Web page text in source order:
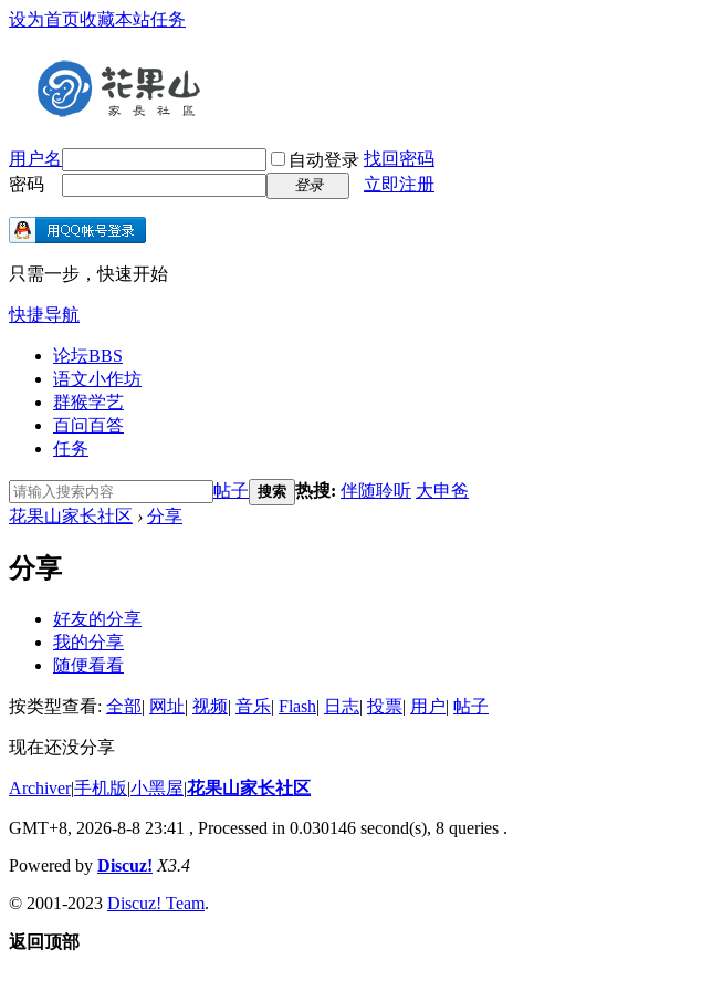
设为首页收藏本站任务
用户名 自动登录 找回密码
密码
登录 立即注册
只需一步，快速开始
快捷导航
论坛BBS
语文小作坊
群猴学艺
百问百答
任务
帖子 搜索 热搜: 伴随聆听 大申爸
花果山家长社区 › 分享
分享
好友的分享
我的分享
随便看看
按类型查看: 全部| 网址| 视频| 音乐| Flash| 日志| 投票| 用户| 帖子
现在还没分享
Archiver|手机版|小黑屋|花果山家长社区
GMT+8, 2026-8-8 23:41 , Processed in 0.030146 second(s), 8 queries .
Powered by Discuz! X3.4
© 2001-2023 Discuz! Team.
返回顶部